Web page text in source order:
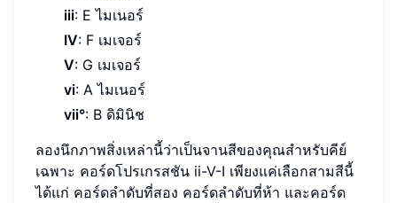
iii: E ไมเนอร์
IV: F เมเจอร์
V: G เมเจอร์
vi: A ไมเนอร์
vii°: B ดิมินิช
ลองนึกภาพสิ่งเหล่านี้ว่าเป็นจานสีของคุณสำหรับคีย์
เฉพาะ คอร์ดโปรเกรสชัน ii-V-I เพียงแค่เลือกสามสีนี้
ได้แก่ คอร์ดลำดับที่สอง คอร์ดลำดับที่ห้า และคอร์ด